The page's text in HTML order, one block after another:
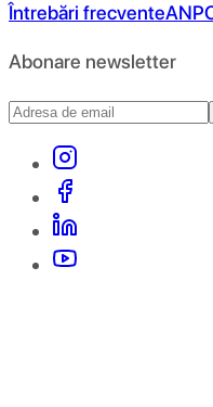
Întrebări frecvente
Abonare newsletter